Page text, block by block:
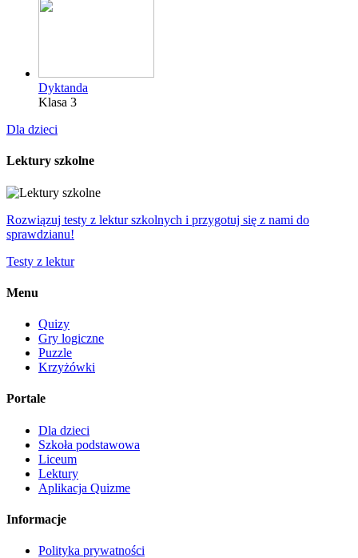
Dyktanda
Klasa 3
Dla dzieci
Lektury szkolne
Rozwiązuj testy z lektur szkolnych i przygotuj się z nami do
sprawdzianu!
Testy z lektur
Menu
Quizy
Gry logiczne
Puzzle
Krzyżówki
Portale
Dla dzieci
Szkoła podstawowa
Liceum
Lektury
Aplikacja Quizme
Informacje
Polityka prywatności